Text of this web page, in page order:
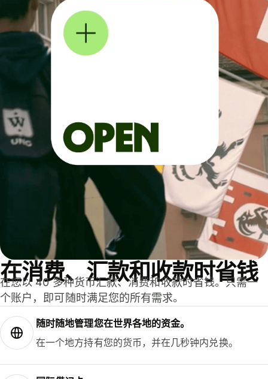
在消费、汇款和收款时省钱
在您以 40 多种货币汇款、消费和收款时省钱。只需一
个账户，即可随时满足您的所有需求。
随时随地管理您在世界各地的资金。
在一个地方持有您的货币，并在几秒钟内兑换。